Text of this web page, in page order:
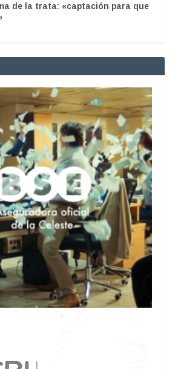
de la trata: «captación para que